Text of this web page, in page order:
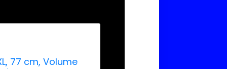
77 cm, Volume